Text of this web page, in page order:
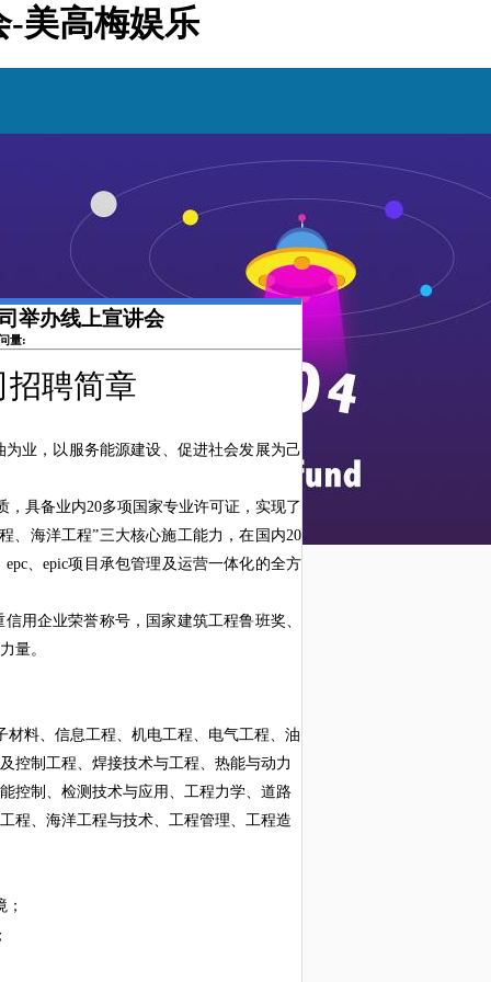
-美高梅娱乐
举办线上宣讲会
量:
聘简章
业，以服务能源建设、促进社会发展为己
具备业内20多项国家专业许可证，实现了
、海洋工程”三大核心施工能力，在国内20
、epic项目承包管理及运营一体化的全方
用企业荣誉称号，国家建筑工程鲁班奖、
量。
料、信息工程、机电工程、电气工程、油
控制工程、焊接技术与工程、热能与动力
控制、检测技术与应用、工程力学、道路
程、海洋工程与技术、工程管理、工程造